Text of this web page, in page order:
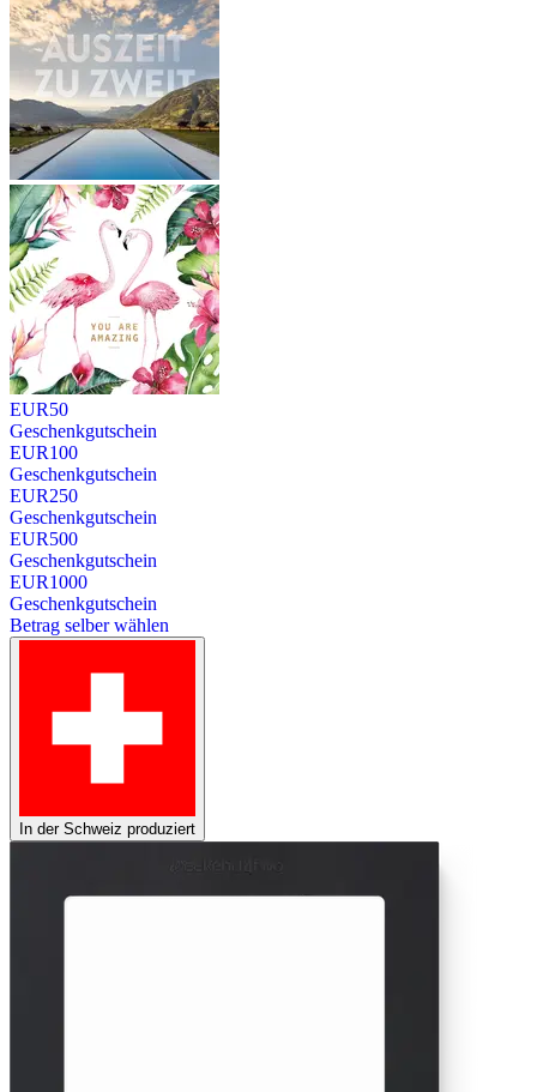
EUR50
Geschenkgutschein
EUR100
Geschenkgutschein
EUR250
Geschenkgutschein
EUR500
Geschenkgutschein
EUR1000
Geschenkgutschein
Betrag selber wählen
In der Schweiz produziert